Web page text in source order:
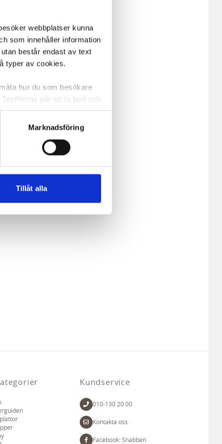
webbplatser kunna
som innehåller information
består endast av text
typer av cookies.
hur du som besökare
går att ta bort och
ett unikt nummer utan
och besöker sidan delar
Marknadsföring
Tillåt alla
Kundservice
010-130 20 00
Kontakta oss
Facebook: Snabben